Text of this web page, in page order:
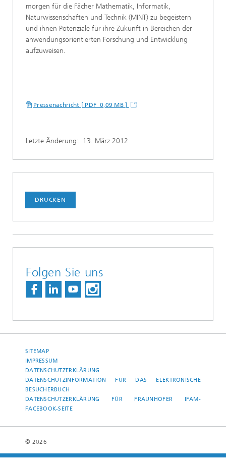
morgen für die Fächer Mathematik, Informatik,
Naturwissenschaften und Technik (MINT) zu begeistern
und ihnen Potenziale für ihre Zukunft in Bereichen der
anwendungsorientierten Forschung und Entwicklung
aufzuweisen.
Pressenachricht [ PDF 0,09 MB ]
Letzte Änderung: 13. März 2012
DRUCKEN
Folgen Sie uns
SITEMAP
IMPRESSUM
DATENSCHUTZERKLÄRUNG
DATENSCHUTZINFORMATION FÜR DAS ELEKTRONISCHE
BESUCHERBUCH
DATENSCHUTZERKLÄRUNG FÜR FRAUNHOFER IFAM-
FACEBOOK-SEITE
© 2026